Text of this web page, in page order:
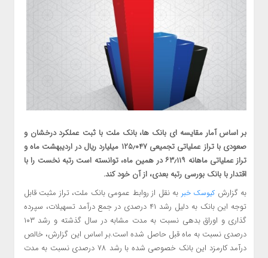
بر اساس آمار مقایسه ای بانک ها، بانک ملت با ثبت عملکرد درخشان و
صعودی با تراز عملیاتی تجمیعی ۱۲۵٫۰۴۷ میلیارد ریال در اردیبهشت ماه و
تراز عملیاتی ماهانه ۶۳٫۱۱۹ در همین ماه، توانسته است رتبه نخست را با
اقتدار با بانک بورسی رتبه بعدی، از آن خود کند.
به گزارش کیوسک خبر به نقل از روابط عمومی بانک ملت، تراز مثبت قابل
توجه این بانک به دلیل رشد ۴۱ درصدی در جمع درآمد تسهیلات، سپرده
گذاری و اوراق بدهی نسبت به مدت مشابه در سال گذشته و رشد ۱۰۳
درصدی نسبت به ماه قبل حاصل شده است.بر اساس این گزارش، خالص
درآمد کارمزد این بانک خصوصی شده با رشد ۷۸ درصدی نسبت به مدت